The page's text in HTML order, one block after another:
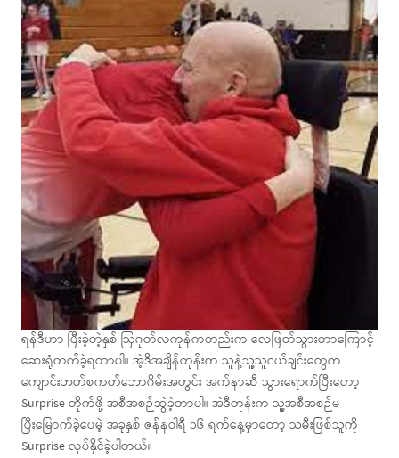
ရန်ဒီဟာ ပြီးခဲ့တဲ့နှစ် ဩဂုတ်လကုန်ကတည်းက လေဖြတ်သွားတာကြောင့်
ဆေးရုံတက်ခဲ့ရတာပါ။ အဲ့ဒီအချိန်တုန်းက သူနဲ့သူ့သူငယ်ချင်းတွေက
ကျောင်းဘတ်စကတ်ဘောဂိမ်းအတွင်း အက်နာဆီ သွားရောက်ပြီးတော့
Surprise တိုက်ဖို့ အစီအစဉ်ဆွဲခဲ့တာပါ။ အဲဒီတုန်းက သူ့အစီအစဉ်မ
ပြီးမြောက်ခဲ့ပေမဲ့ အခုနှစ် ဇန်နဝါရီ ၁၆ ရက်နေ့မှာတော့ သမီးဖြစ်သူကို
Surprise လုပ်နိုင်ခဲ့ပါတယ်။